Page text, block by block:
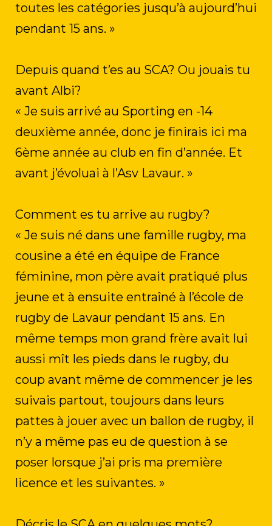
toutes les catégories jusqu’à aujourd’hui
pendant 15 ans. »
Depuis quand t’es au SCA? Ou jouais tu
avant Albi?
« Je suis arrivé au Sporting en -14
deuxième année, donc je finirais ici ma
6ème année au club en fin d’année. Et
avant j’évoluai à l’Asv Lavaur. »
Comment es tu arrive au rugby?
« Je suis né dans une famille rugby, ma
cousine a été en équipe de France
féminine, mon père avait pratiqué plus
jeune et à ensuite entraîné à l’école de
rugby de Lavaur pendant 15 ans. En
même temps mon grand frère avait lui
aussi mît les pieds dans le rugby, du
coup avant même de commencer je les
suivais partout, toujours dans leurs
pattes à jouer avec un ballon de rugby, il
n’y a même pas eu de question à se
poser lorsque j’ai pris ma première
licence et les suivantes. »